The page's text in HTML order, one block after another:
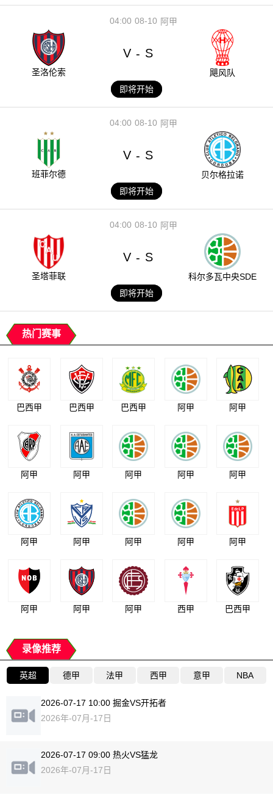
08-10
04:00 阿甲
圣洛伦索
V - S
飓风队
即将开始
08-10
04:00 阿甲
班菲尔德
V - S
贝尔格拉诺
即将开始
08-10
04:00 阿甲
圣塔菲联
V - S
科尔多瓦中央SDE
即将开始
热门赛事
巴西甲 巴西甲 巴西甲 阿甲 阿甲
阿甲 阿甲 阿甲 阿甲 阿甲
阿甲 阿甲 阿甲 阿甲 阿甲
阿甲 阿甲 阿甲 西甲 巴西甲
录像推荐
英超 德甲 法甲 西甲 意甲 NBA
2026-07-17 10:00 掘金VS开拓者
2026年-07月-17日
2026-07-17 09:00 热火VS猛龙
2026年-07月-17日